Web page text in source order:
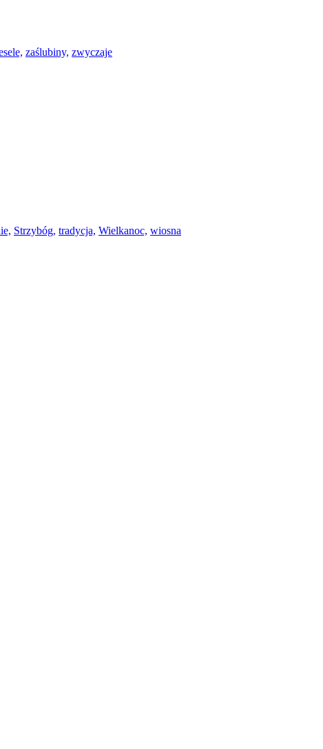
zaślubiny, zwyczaje
Strzybóg, tradycja, Wielkanoc, wiosna